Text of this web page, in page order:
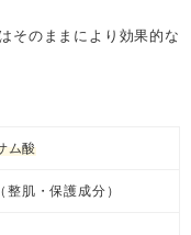
そのままにより効果的な
ム酸
肌・保護成分）